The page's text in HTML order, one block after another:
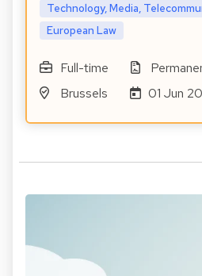
Technology, Media,
European Law
Full-time
Brussels
01 Jun